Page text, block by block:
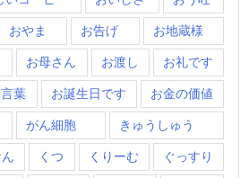
おやま お告げ お地蔵様
お母さん お渡し お礼です
葉 お誕生日です お金の価値
がん細胞 きゅうしゅう
くつ くりーむ ぐっすり